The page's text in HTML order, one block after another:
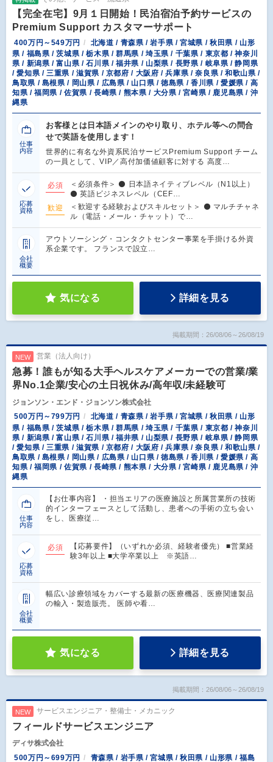
【完全在宅】9月１日開始！民泊宿泊予約サービスの
Premium Support カスタマーサポート
400万円～549万円
北海道 / 青森県 / 岩手県 / 宮城県 / 秋田県 / 山形
県 / 福島県 / 茨城県 / 栃木県 / 群馬県 / 埼玉県 / 千葉県 / 東京都 / 神奈川
県 / 新潟県 / 富山県 / 石川県 / 福井県 / 山梨県 / 長野県 / 岐阜県 / 静岡県
/ 愛知県 / 三重県 / 滋賀県 / 京都府 / 大阪府 / 兵庫県 / 奈良県 / 和歌山県 /
鳥取県 / 島根県 / 岡山県 / 広島県 / 山口県 / 徳島県 / 香川県 / 愛媛県 / 高
知県 / 福岡県 / 佐賀県 / 長崎県 / 熊本県 / 大分県 / 宮崎県 / 鹿児島県 / 沖
縄県
仕事
内容
お客様とは日本語メインのやり取り、ホテル等への問合
せで英語を使用します！
世界的に有名な外資系民泊サービスPremium Support チーム
の一員として、VIP／高付加価値顧客に対する 高度…
応募
資格
必須
＜必須条件＞ ⚫ 日本語ネイティブレベル（N1以上）
⚫ 英語ビジネスレベル（CEF…
歓迎
＜歓迎する経験およびスキルセット＞ ⚫ マルチチャネ
ル（電話・メール・チャット）で…
会社
概要
アウトソーシング・コンタクトセンター事業を手掛ける外資
系企業です。 フランスで設立…
気になる 詳細を見る
掲載期間：26/08/06～26/08/19
NEW 営業（法人向け）
急募！誰もが知る大手ヘルスケアメーカーでの営業/業
界No.1企業/安心の土日祝休み/高年収/未経験可
ジョンソン・エンド・ジョンソン株式会社
500万円～799万円
北海道 / 青森県 / 岩手県 / 宮城県 / 秋田県 / 山形
県 / 福島県 / 茨城県 / 栃木県 / 群馬県 / 埼玉県 / 千葉県 / 東京都 / 神奈川
県 / 新潟県 / 富山県 / 石川県 / 福井県 / 山梨県 / 長野県 / 岐阜県 / 静岡県
/ 愛知県 / 三重県 / 滋賀県 / 京都府 / 大阪府 / 兵庫県 / 奈良県 / 和歌山県 /
鳥取県 / 島根県 / 岡山県 / 広島県 / 山口県 / 徳島県 / 香川県 / 愛媛県 / 高
知県 / 福岡県 / 佐賀県 / 長崎県 / 熊本県 / 大分県 / 宮崎県 / 鹿児島県 / 沖
縄県
仕事
内容
【お仕事内容】 ・担当エリアの医療施設と所属営業所の技術
的インターフェースとして活動し、患者への手術の立ち会い
をし、医療従…
応募
資格
必須
【応募要件】（いずれか必須、経験者優先） ■営業経
験3年以上 ■大学卒業以上 ※英語…
会社
概要
幅広い診療領域をカバーする最新の医療機器、医療関連製品
の輸入・製造販売。 医師や看…
気になる 詳細を見る
掲載期間：26/08/06～26/08/19
NEW サービスエンジニア・整備士・メカニック
フィールドサービスエンジニア
ディサ株式会社
500万円～699万円
青森県 / 岩手県 / 宮城県 / 秋田県 / 山形県 / 福島